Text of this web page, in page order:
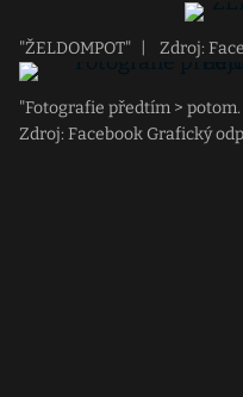
"ŽELDOMPOT" Zdroj:
"Fotografie předtím >
Zdroj: Facebook Grafický